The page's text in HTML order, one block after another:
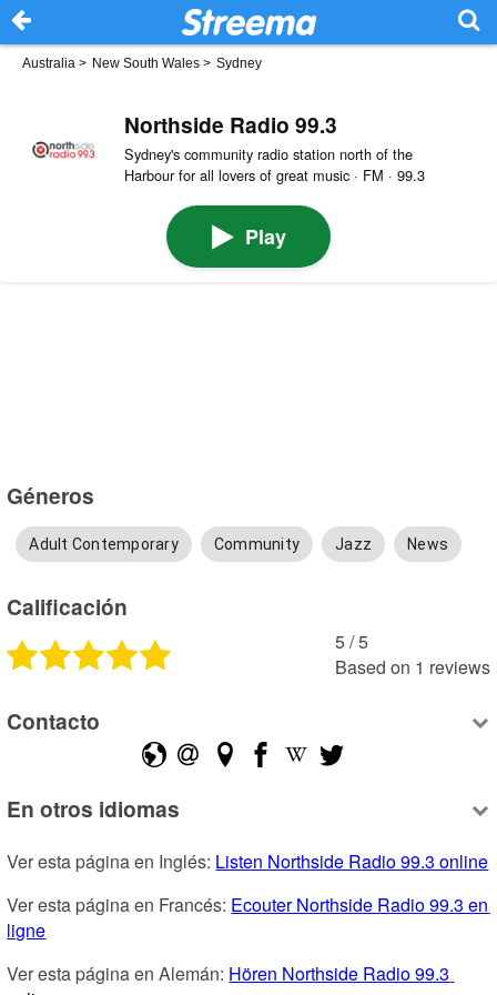
Australia > New South Wales > Sydney
Northside Radio 99.3
Sydney's community radio station north of the
Harbour for all lovers of great music · FM · 99.3
Play
Géneros
Adult Contemporary Community Jazz News
Calificación
5 /5
Based on 1 reviews
Contacto
En otros idiomas
Ver esta página en Inglés: Listen Northside Radio 99.3 online
Ver esta página en Francés: Ecouter Northside Radio 99.3 en
ligne
Ver esta página en Alemán: Hören Northside Radio 99.3